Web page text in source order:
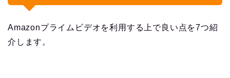
Amazonプライムビデオを利用する上で良い点を7つ紹
介します。